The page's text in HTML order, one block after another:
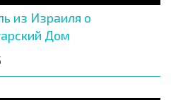
из Израиля о
Дом